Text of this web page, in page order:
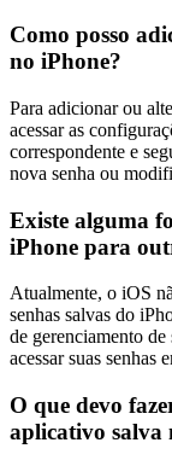
Como posso
no iPhone?
Para adicionar ou
acessar as
correspondente e
nova senha ou
Existe alguma
iPhone para
Atualmente, o iOS
senhas salvas do
de gerenciamento
acessar suas senhas
O que devo
aplicativo salva